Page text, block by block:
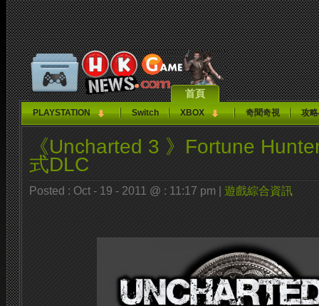
首頁
PLAYSTATION Switch XBOX 奇聞奇視 攻
《Uncharted 3 》Fortune
式DLC
Posted : Oct - 19 - 2011 @ : 11:17 pm | 遊戲綜合資訊